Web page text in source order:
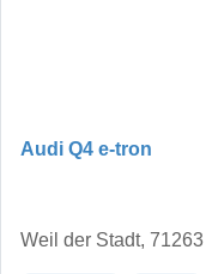
Audi Q4 e-tron
Weil der Stadt, 71263